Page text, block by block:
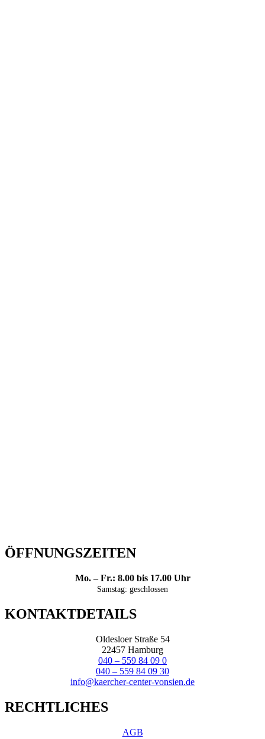
ÖFFNUNGSZEITEN
Mo. – Fr.: 8.00 bis 17.00 Uhr
Samstag: geschlossen
KONTAKTDETAILS
Oldesloer Straße 54
22457 Hamburg
040 – 559 84 09 0
040 – 559 84 09 30
info@kaercher-center-vonsien.de
RECHTLICHES
AGB